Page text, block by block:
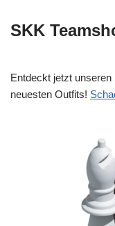
SKK
Entdeckt jetzt
neuesten Outfits!